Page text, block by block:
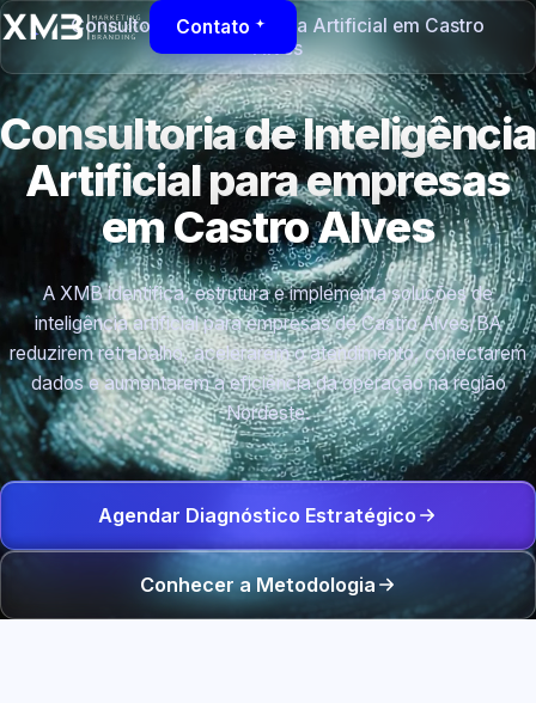
Contato
Consultoria de Inteligência Artificial em Castro
Alves
Consultoria de Inteligência
Artificial para empresas
em Castro Alves
A XMB identifica, estrutura e implementa soluções de
inteligência artificial para empresas de Castro Alves/BA
reduzirem retrabalho, acelerarem o atendimento, conectarem
dados e aumentarem a eficiência da operação na região
Nordeste.
Agendar Diagnóstico Estratégico
Conhecer a Metodologia